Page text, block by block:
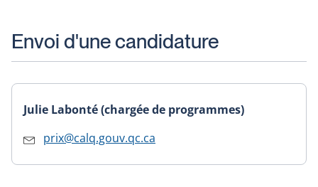
Envoi d'une candidature
Julie Labonté (chargée de programmes)
prix@calq.gouv.qc.ca